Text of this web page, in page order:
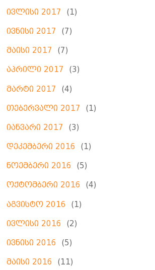
ივლისი 2017 (1)
ივნისი 2017 (7)
მაისი 2017 (7)
აპრილი 2017 (3)
მარტი 2017 (4)
თებერვალი 2017 (1)
იანვარი 2017 (3)
დეკემბერი 2016 (1)
ნოემბერი 2016 (5)
ოქტომბერი 2016 (4)
აგვისტო 2016 (1)
ივლისი 2016 (2)
ივნისი 2016 (5)
მაისი 2016 (11)